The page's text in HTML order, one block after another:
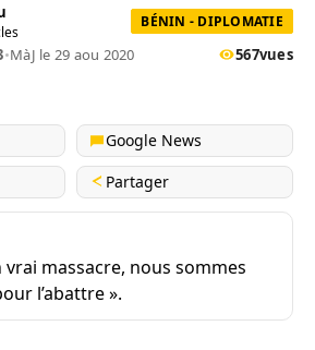
BÉNIN - DIPLOMATIE
•MàJ le 29 aou 2020 567vues
Google News
Partager
vrai massacre, nous sommes
l’abattre ».